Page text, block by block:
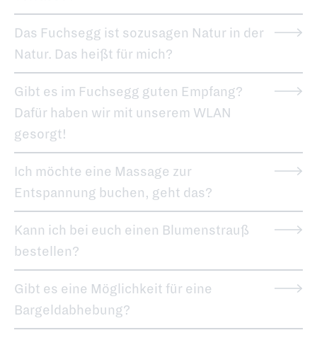
Das Fuchsegg ist sozusagen Natur in der
Natur. Das heißt für mich?
Gibt es im Fuchsegg guten Empfang?
Dafür haben wir mit unserem WLAN
gesorgt!
Ich möchte eine Massage zur
Entspannung buchen, geht das?
Kann ich bei euch einen Blumenstrauß
bestellen?
Gibt es eine Möglichkeit für eine
Bargeldabhebung?